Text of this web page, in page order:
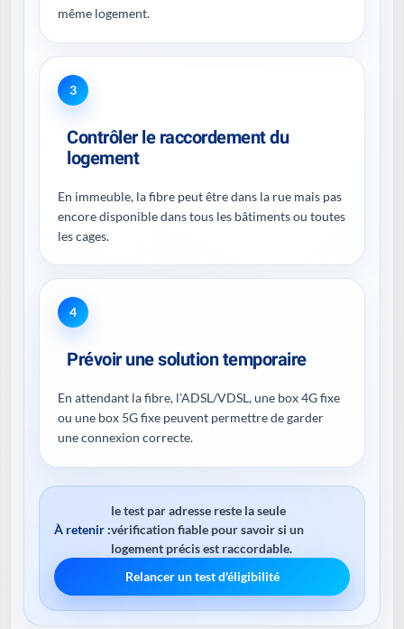
même logement.
3
Contrôler le raccordement du
logement
En immeuble, la fibre peut être dans la rue mais pas
encore disponible dans tous les bâtiments ou toutes
les cages.
4
Prévoir une solution temporaire
En attendant la fibre, l'ADSL/VDSL, une box 4G fixe
ou une box 5G fixe peuvent permettre de garder
une connexion correcte.
À retenir :
le test par adresse reste la seule
vérification fiable pour savoir si un
logement précis est raccordable.
Relancer un test d'éligibilité